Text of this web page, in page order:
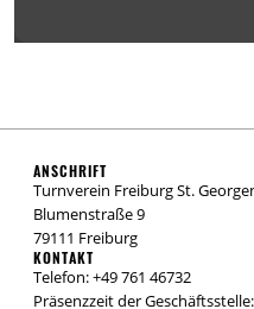
ANSCHRIFT
Turnverein Freiburg St.
Blumenstraße 9
79111 Freiburg
KONTAKT
Telefon: +49 761 46732
Präsenzzeit der Geschäftsstelle: